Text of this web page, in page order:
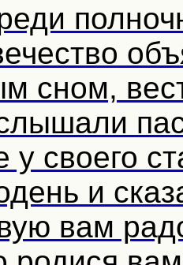
сном,
у своего
и
вам